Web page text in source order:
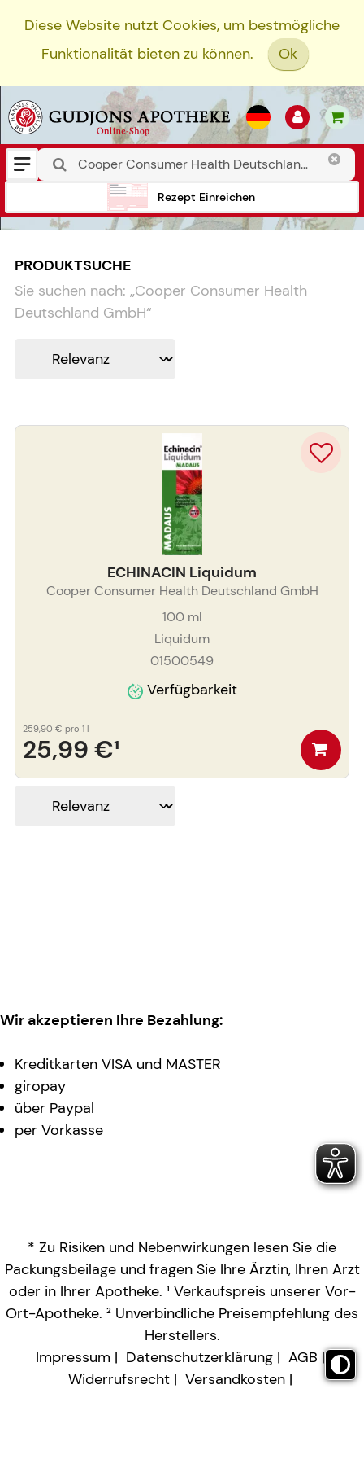
Diese Website nutzt Cookies, um bestmögliche
Funktionalität bieten zu können.
Ok
Rezept Einreichen
PRODUKTSUCHE
Sie suchen nach: „Cooper Consumer Health
Deutschland GmbH“
ECHINACIN Liquidum
Cooper Consumer Health Deutschland GmbH
100ml
Liquidum
01500549
Verfügbarkeit
25,99 €¹
259,90 € pro 1 l
Wir akzeptieren Ihre Bezahlung:
Kreditkarten VISA und MASTER
giropay
über Paypal
per Vorkasse
* Zu Risiken und Nebenwirkungen lesen Sie die
Packungsbeilage und fragen Sie Ihre Ärztin, Ihren Arzt
oder in Ihrer Apotheke. ¹ Verkaufspreis unserer Vor-
Ort-Apotheke. ² Unverbindliche Preisempfehlung des
Herstellers.
Impressum
Datenschutzerklärung
AGB
Widerrufsrecht
Versandkosten